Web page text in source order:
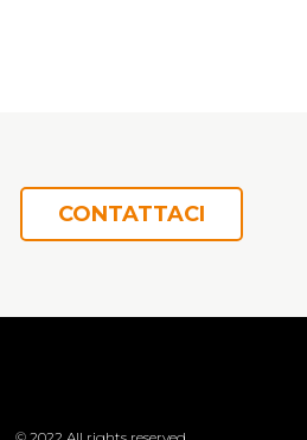
CONTATTACI